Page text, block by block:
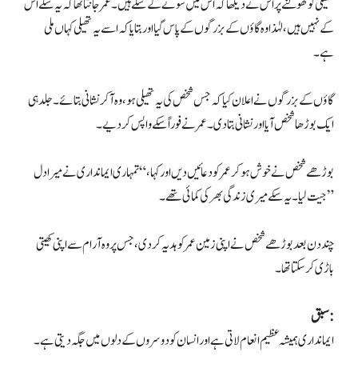
تھیلی کو کھولنے پر اس نے دیکھا کہ اس میں سونے کے سکے ہیں۔ عمر جانتا تھا کہ یہ سکے اس
کے نہیں ہیں، لہٰذا وہ گاؤں کے بزرگوں کے پاس گیا اور بتایا کہ اسے یہ تھیلی کہاں ملی
ہے۔
گاؤں کے بزرگوں نے اعلان کیا کہ جس شخص کی یہ تھیلی ہو، وہ آکر نشانی بتائے۔ جلد ہی
ایک بوڑھا شخص آیا اور نشانی بتا دی۔ عمر نے فوراً سکے واپس کر دیے۔
بوڑھے شخص نے خوش ہو کر عمر کو دعائیں دیں اور کہا، “تمہاری ایمانداری نے میرا دل
جیت لیا۔ یہ سکے میری زندگی بھر کی کمائی تھے۔”
چند دن بعد بوڑھے شخص نے اپنی زمین عمر کو ہدیہ کر دی، جس پر وہ آرام سے اپنی کھیتی
باڑی کر سکتا تھا۔
سبق:
ایمانداری ہمیشہ عظیم انعام لاتی ہے اور انسان کو دوسروں کے دلوں میں جگہ دیتی ہے۔